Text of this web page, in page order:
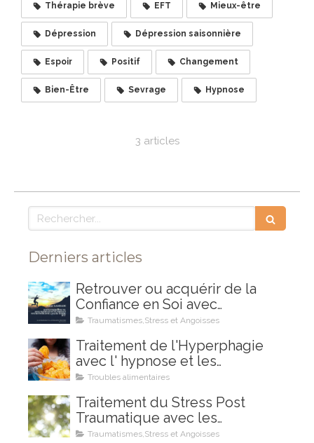
Thérapie brève EFT Mieux-être
Dépression Dépression saisonnière
Espoir Positif Changement
Bien-Être Sevrage Hypnose
3 articles
Rechercher
Derniers articles
Retrouver ou acquérir de la
Confiance en Soi avec
l'Hypnose et les Mouvements
(type EMDR) aini que l'EFT
Traumatismes,Stress et Angoisses
Traitement de l'Hyperphagie
avec l' hypnose et les
Mouvements Oculaires et
Troubles alimentaires
Traitement du Stress Post
Traumatique avec les
Mouvements Oculaires et
Traumatismes,Stress et Angoisses